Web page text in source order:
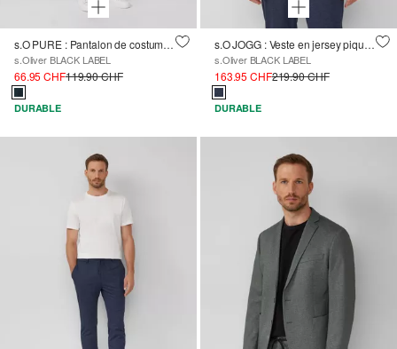
s.O PURE : Pantalon de costume slim en sergé stretch chiné
s.Oliver BLACK LABEL
66.95 CHF119.90 CHF
DURABLE
s.O JOGG : Veste en jersey piqué chiné
s.Oliver BLACK LABEL
163.95 CHF219.90 CHF
DURABLE